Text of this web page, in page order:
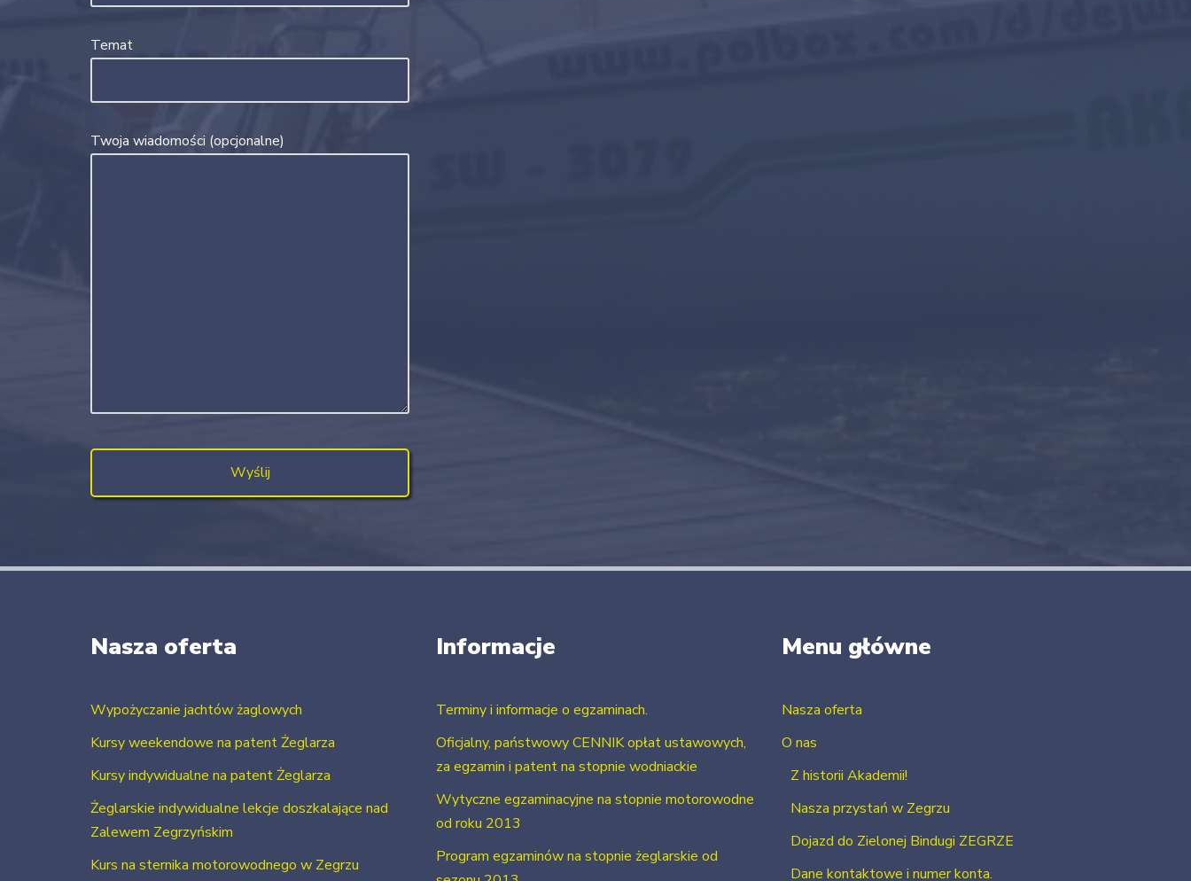
Temat
Twoja wiadomości (opcjonalne)
Nasza oferta
Wypożyczanie jachtów żaglowych
Kursy weekendowe na patent Żeglarza
Kursy indywidualne na patent Żeglarza
Żeglarskie indywidualne lekcje doszkalające nad
Zalewem Zegrzyńskim
Kurs na sternika motorowodnego w Zegrzu
Informacje
Terminy i informacje o egzaminach.
Oficjalny, państwowy CENNIK opłat ustawowych,
za egzamin i patent na stopnie wodniackie
Wytyczne egzaminacyjne na stopnie motorowodne
od roku 2013
Program egzaminów na stopnie żeglarskie od
Menu główne
Nasza oferta
O nas
Z historii Akademii!
Nasza przystań w Zegrzu
Dojazd do Zielonej Bindugi ZEGRZE
Dane kontaktowe i numer konta.